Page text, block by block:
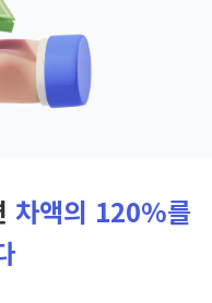
차액의 120%를